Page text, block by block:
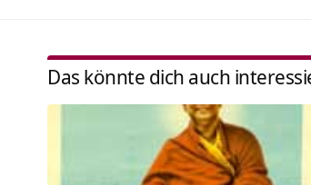
Das könnte dich auch